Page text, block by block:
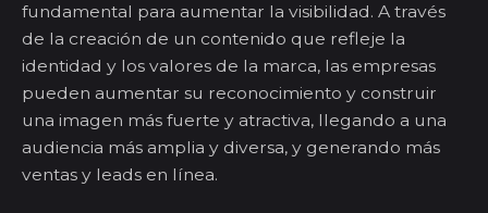
fundamental para aumentar la visibilidad. A través
de la creación de un contenido que refleje la
identidad y los valores de la marca, las empresas
pueden aumentar su reconocimiento y construir
una imagen más fuerte y atractiva, llegando a una
audiencia más amplia y diversa, y generando más
ventas y leads en línea.